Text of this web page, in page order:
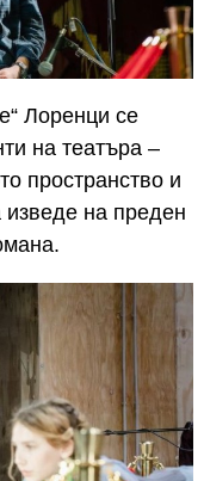
Лоренци се
на театъра –
пространство и
изведе на преден